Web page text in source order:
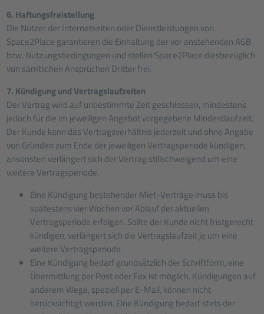
6. Haftungsfreistellung
Die Nutzer der Internetseiten oder Dienstleistungen von
Space2Place garantieren die Einhaltung der vor anstehenden AGB
bzw. Nutzungsbedingungen und stellen Space2Place diesbezüglich
von sämtlichen Ansprüchen Dritter frei.
7. Kündigung und Vertragslaufzeiten
Der Vertrag wird auf unbestimmte Zeit geschlossen, mindestens
jedoch für die im jeweiligen Angebot vorgegebene Mindestlaufzeit.
Der Kunde kann das Vertragsverhältnis jederzeit und ohne Angabe
von Gründen zum Ende der jeweiligen Vertragsperiode kündigen,
ansonsten verlängert sich der Vertrag stillschweigend um eine
weitere Vertragsperiode.
Eine Kündigung bestehender Miet-Verträge muss bis
spätestens vier Wochen vor Ablauf der aktuellen
Vertragsperiode erfolgen. Sollte der Kunde nicht fristgerecht
kündigen, verlängert sich die Vertragslaufzeit je um eine
weitere Vertragsperiode.
Eine Kündigung bedarf grundsätzlich der Schriftform, eine
Übermittlung per Post oder Fax ist möglich. Kündigungen auf
anderem Wege, speziell per E-Mail, können nicht
berücksichtigt werden. Eine Kündigung bedarf stets der